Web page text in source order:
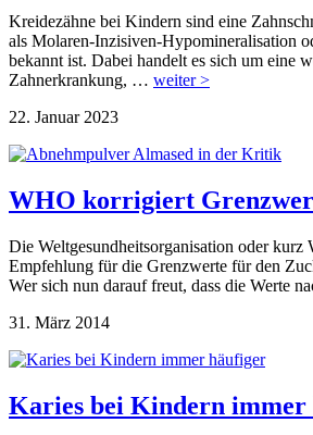
Kreidezähne bei Kindern sind eine
als Molaren-Inzisiven-Hypomineralisation
bekannt ist. Dabei handelt es sich um eine
Zahnerkrankung, … weiter >
22. Januar 2023
WHO korrigiert
Die Weltgesundheitsorganisation oder
Empfehlung für die Grenzwerte für den
Wer sich nun darauf freut, dass die Werte
31. März 2014
Karies bei Kindern immer